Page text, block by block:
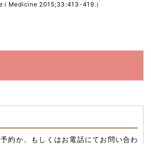
i Medicine 2015;33:413-419.）
約か、もしくはお電話にてお問い合わ